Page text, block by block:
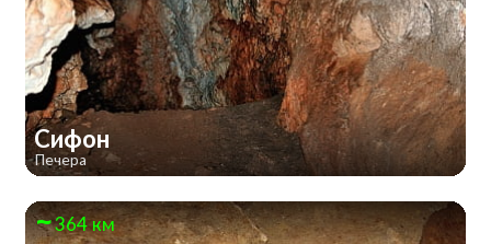
Сифон
Печера
364 км